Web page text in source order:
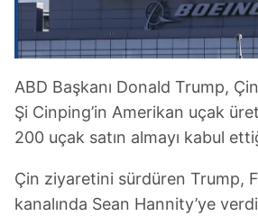
ABD Başkanı Donald Trump,
Şi Cinping’in Amerikan uçak
200 uçak satın almayı kabul
Çin ziyaretini sürdüren Trump,
kanalında Sean Hannity’ye